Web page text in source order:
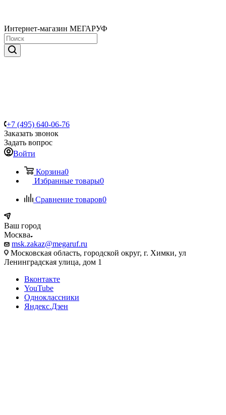
Интернет-магазин МЕГАРУФ
+7 (495) 640-06-76
Заказать звонок
Задать вопрос
Войти
Корзина0
Избранные товары0
Сравнение товаров0
Ваш город
Москва
msk.zakaz@megaruf.ru
Московская область, городской округ, г. Химки, ул
Ленинградская улица, дом 1
Вконтакте
YouTube
Одноклассники
Яндекс.Дзен